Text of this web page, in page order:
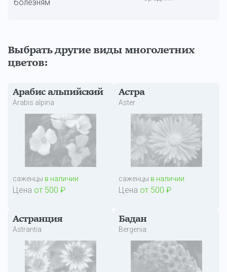
болезням
Выбрать другие виды многолетних
цветов:
Арабис альпийский
Arabis alpina
саженцы в наличии
Цена от 500 ₽
Астра
Аster
саженцы в наличии
Цена от 500 ₽
Астранция
Astrantia
Бадан
Bergenia